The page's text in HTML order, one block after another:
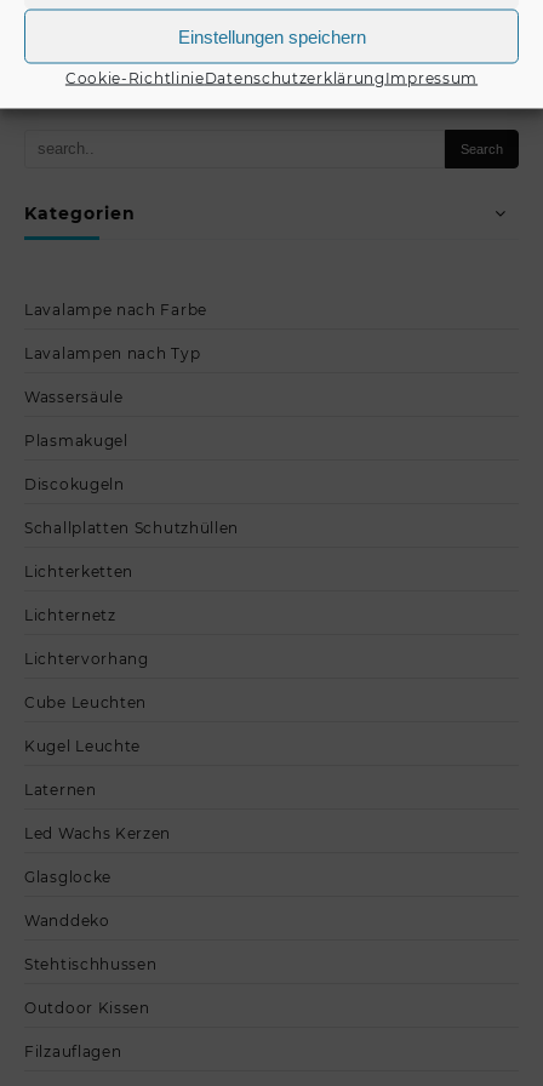
Einstellungen speichern
Cookie-RichtlinieDatenschutzerklärung Impressum
Kategorien
Lavalampe nach Farbe
Lavalampen nach Typ
Wassersäule
Plasmakugel
Discokugeln
Schallplatten Schutzhüllen
Lichterketten
Lichternetz
Lichtervorhang
Cube Leuchten
Kugel Leuchte
Laternen
Led Wachs Kerzen
Glasglocke
Wanddeko
Stehtischhussen
Outdoor Kissen
Filzauflagen
Produkt kaufen